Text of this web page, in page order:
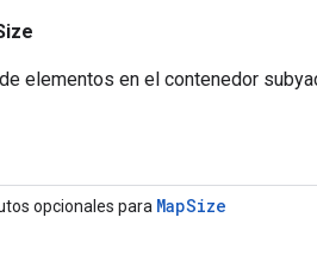
elementos en el contenedor
opcionales para MapSize